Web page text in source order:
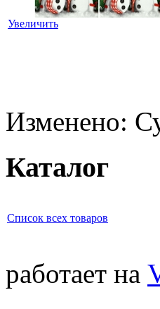
Увеличить
Изменено:
Каталог
Список всех товаров
работает на